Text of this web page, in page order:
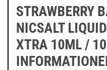
STRAWBERRY
NICSALT
XTRA 10ML /